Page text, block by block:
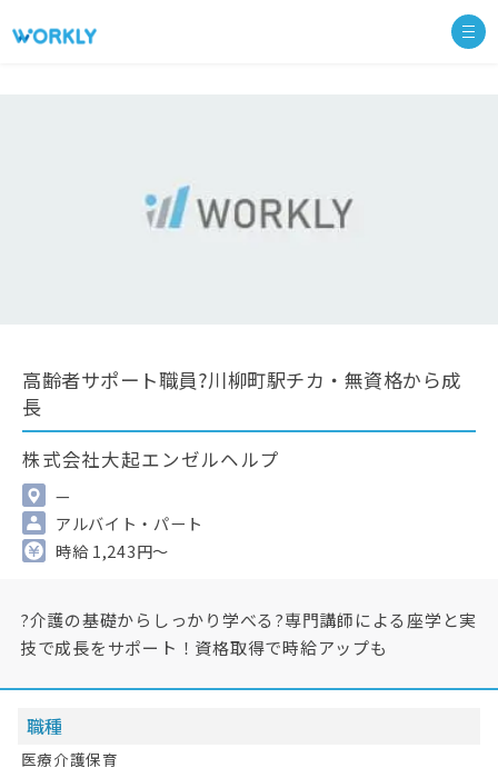
高齢者サポート職員?川柳町駅チカ・無資格から成
長
株式会社大起エンゼルヘルプ
—
アルバイト・パート
時給 1,243円～
?介護の基礎からしっかり学べる?専門講師による座学と実
技で成長をサポート！資格取得で時給アップも
職種
医療介護保育